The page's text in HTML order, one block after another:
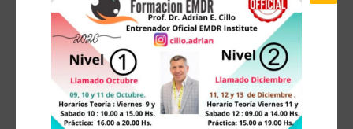
Apellido
DNI / Documento